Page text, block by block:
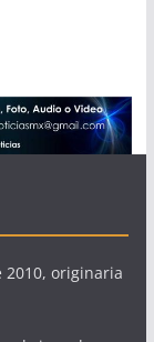
2010, originaria